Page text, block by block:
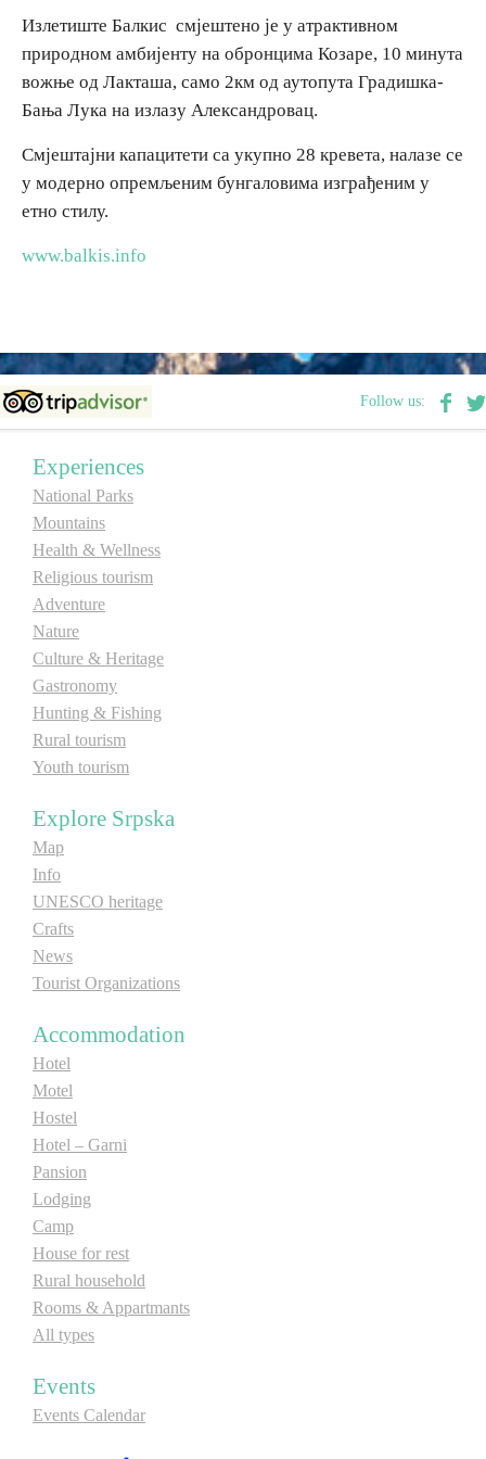
Religious tourism
Adventure
Nature
Hunting & Fishing
Youth tourism
Destinations
List of destinations
Map
Events
Accommodation
Multimedia
Foto
Video
Explore Srpska
Излетиште Балкис смјештено је у атрактивном
природном амбијенту на обронцима Козаре, 10 минута
вожње од Лакташа, само 2км од аутопута Градишка-
Бања Лука на излазу Александровац.
Смјештајни капацитети са укупно 28 кревета, налазе се
у модерно опремљеним бунгаловима изграђеним у
етно стилу.
www.balkis.info
Follow us:
Experiences
National Parks
Mountains
Health & Wellness
Religious tourism
Adventure
Nature
Culture & Heritage
Gastronomy
Hunting & Fishing
Rural tourism
Youth tourism
Explore Srpska
Map
Info
UNESCO heritage
Crafts
News
Tourist Organizations
Accommodation
Hotel
Motel
Hostel
Hotel – Garni
Pansion
Lodging
Camp
House for rest
Rural household
Rooms & Appartmants
All types
Events
Events Calendar